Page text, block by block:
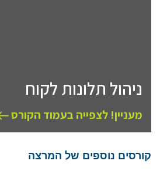
ניהול תלונות לקוח
מעניין! לצפייה בעמוד הקורס
קורסים נוספים של המרצה